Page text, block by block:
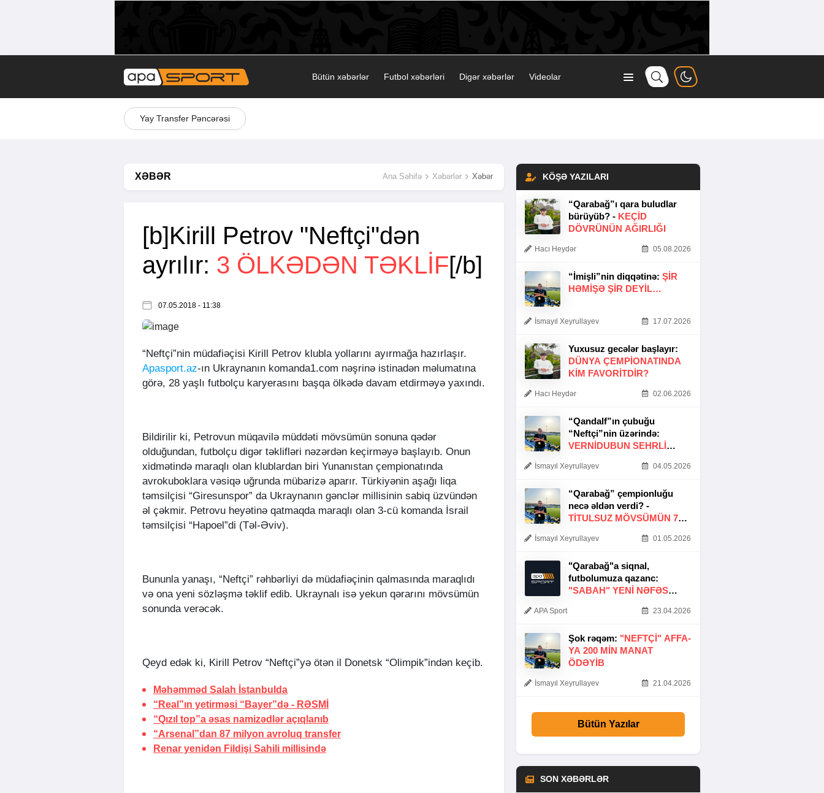
Bütün xəbərlər Futbol xəbərləri Digər xəbərlər Videolar
Yay Transfer Pəncərəsi
XƏBƏR Ana Səhifə Xəbərlər Xəbər
[b]Kirill Petrov "Neftçi"dən
ayrılır: 3 ÖLKƏDƏN TƏKLIF[/b]
07.05.2018 - 11:38
“Neftçi”nin müdafiəçisi Kirill Petrov klubla yollarını ayırmağa hazırlaşır.
Apasport.az-ın Ukraynanın komanda1.com nəşrinə istinadən məlumatına
görə, 28 yaşlı futbolçu karyerasını başqa ölkədə davam etdirməyə yaxındı.
Bildirilir ki, Petrovun müqavilə müddəti mövsümün sonuna qədər
olduğundan, futbolçu digər təklifləri nəzərdən keçirməyə başlayıb. Onun
xidmətində maraqlı olan klublardan biri Yunanıstan çempionatında
avrokuboklara vəsiqə uğrunda mübarizə aparır. Türkiyənin aşağı liqa
təmsilçisi “Giresunspor” da Ukraynanın gənclər millisinin sabiq üzvündən
əl çəkmir. Petrovu heyətinə qatmaqda maraqlı olan 3-cü komanda İsrail
təmsilçisi “Hapoel”di (Təl-Əviv).
Bununla yanaşı, “Neftçi” rəhbərliyi də müdafiəçinin qalmasında maraqlıdı
və ona yeni sözləşmə təklif edib. Ukraynalı isə yekun qərarını mövsümün
sonunda verəcək.
Qeyd edək ki, Kirill Petrov “Neftçi”yə ötən il Donetsk “Olimpik”indən keçib.
Məhəmməd Salah İstanbulda
“Real”ın yetirməsi “Bayer”də - RƏSMİ
“Qızıl top”a əsas namizədlər açıqlanıb
“Arsenal”dan 87 milyon avroluq transfer
Renar yenidən Fildişi Sahili millisində
KÖŞƏ YAZILARI
“Qarabağ”ı qara buludlar
bürüyüb? - KEÇID
DÖVRÜNÜN AĞIRLIĞI
Hacı Heydər 05.08.2026
“İmişli”nin diqqətinə: ŞIR
HƏMIŞƏ ŞIR DEYIL…
İsmayıl Xeyrullayev 17.07.2026
Yuxusuz gecələr başlayır:
DÜNYA ÇEMPIONATINDA
KIM FAVORITDIR?
Hacı Heydər 02.06.2026
“Qandalf”ın çubuğu
“Neftçi”nin üzərində:
VERNİDUBUN SEHRLİ
İsmayıl Xeyrullayev 04.05.2026
“Qarabağ” çempionluğu
necə əldən verdi? -
TITULSUZ MÖVSÜMÜN 7
İsmayıl Xeyrullayev 01.05.2026
"Qarabağ"a siqnal,
futbolumuza qazanc:
"SABAH" YENI NƏFƏS
APA Sport 23.04.2026
Şok rəqəm: "NEFTÇI" AFFA-
YA 200 MIN MANAT
ÖDƏYIB
İsmayıl Xeyrullayev 21.04.2026
Bütün Yazılar
SON XƏBƏRLƏR